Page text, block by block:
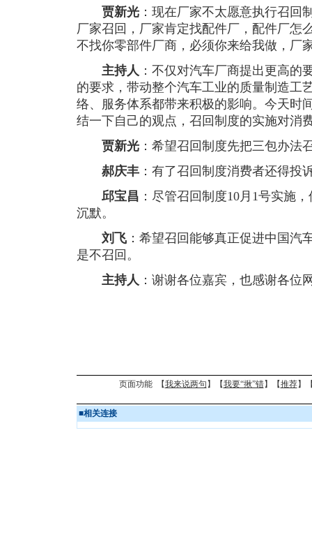
贾新光 ：现在厂家不太愿意执行召回
厂家召回，厂家肯定找配件厂，配件厂怎
不找你零部件厂商，必须你来给我做，厂
主持人 ：不仅对汽车厂商提出更高的
的要求，带动整个汽车工业的质量制造工
络、服务体系都带来积极的影响。今天时
结一下自己的观点，召回制度的实施对消
贾新光 ：希望召回制度先把三包办法
郝庆丰 ：有了召回制度消费者还得投
邱宝昌 ：尽管召回制度10月1号实施
沉默。
刘飞 ：希望召回能够真正促进中国汽
是不召回。
主持人 ：谢谢各位嘉宾，也感谢各位
页面功能 【我来说两句 】【我要“揪”错】【推荐】
■相关连接